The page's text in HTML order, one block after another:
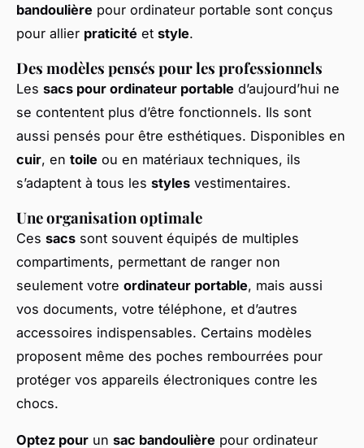
bandoulière pour ordinateur portable sont conçus
pour allier praticité et style.
Des modèles pensés pour les professionnels
Les sacs pour ordinateur portable d’aujourd’hui ne
se contentent plus d’être fonctionnels. Ils sont
aussi pensés pour être esthétiques. Disponibles en
cuir, en toile ou en matériaux techniques, ils
s’adaptent à tous les styles vestimentaires.
Une organisation optimale
Ces sacs sont souvent équipés de multiples
compartiments, permettant de ranger non
seulement votre ordinateur portable, mais aussi
vos documents, votre téléphone, et d’autres
accessoires indispensables. Certains modèles
proposent même des poches rembourrées pour
protéger vos appareils électroniques contre les
chocs.
Optez pour un sac bandoulière pour ordinateur